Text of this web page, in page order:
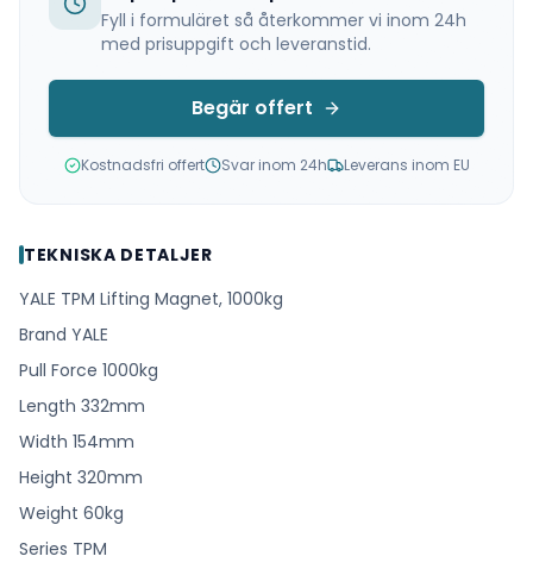
Fyll i formuläret så återkommer vi inom 24h
med prisuppgift och leveranstid.
Begär offert
Kostnadsfri offert Svar inom 24h Leverans inom EU
TEKNISKA DETALJER
YALE TPM Lifting Magnet, 1000kg
Brand YALE
Pull Force 1000kg
Length 332mm
Width 154mm
Height 320mm
Weight 60kg
Series TPM